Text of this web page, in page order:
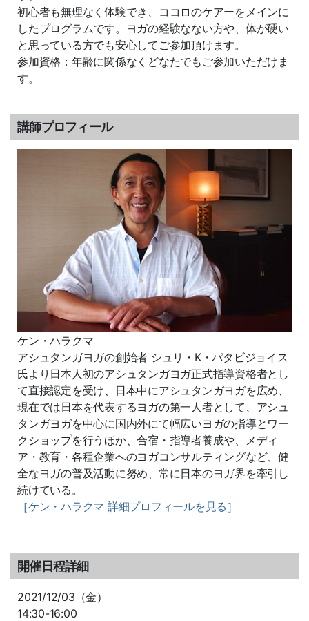
初心者も無理なく体験でき、ココロのケアーをメインに
したプログラムです。ヨガの経験なない方や、体が硬い
と思っている方でも安心してご参加頂けます。
参加資格：年齢に関係なくどなたでもご参加いただけま
す。
講師プロフィール
ケン・ハラクマ
アシュタンガヨガの創始者 シュリ・K・パタビジョイス
氏より日本人初のアシュタンガヨガ正式指導資格者とし
て直接認定を受け、日本中にアシュタンガヨガを広め、
現在では日本を代表するヨガの第一人者として、アシュ
タンガヨガを中心に国内外にて幅広いヨガの指導とワー
クシ ョップを行うほか、合宿・指導者養成や、メディ
ア・教育・ 各種企業へのヨガコンサルティングなど、健
全なヨガの普及活動に努め、 常に日本のヨガ界を牽引し
続けている。
［ケン・ハラクマ 詳細プロフィールを見る］
開催日程詳細
2021/12/03（金）
14:30-16:00